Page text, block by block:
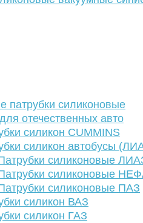
патрубки силиконовые
отечественных авто
силикон CUMMINS
силикон автобусы
силиконовые
силиконовые
силиконовые ПАЗ
силикон ВАЗ
силикон ГАЗ